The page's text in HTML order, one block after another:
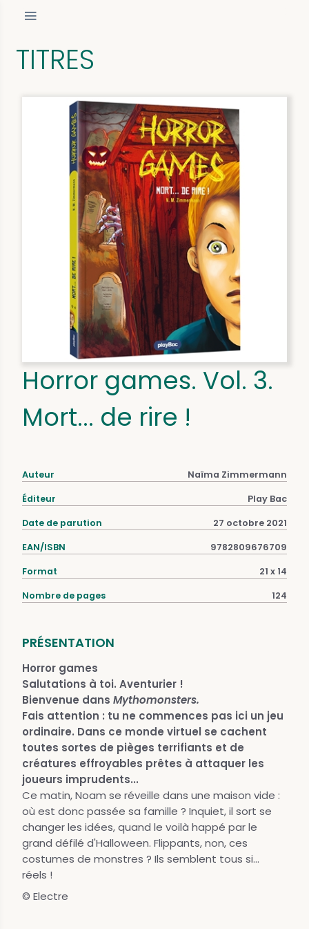
TITRES
Horror games. Vol. 3.
Mort... de rire !
Auteur Naïma Zimmermann
Éditeur Play Bac
Date de parution 27 octobre 2021
EAN/ISBN 9782809676709
Format 21 x 14
Nombre de pages 124
PRÉSENTATION
Horror games
Salutations à toi. Aventurier !
Bienvenue dans Mythomonsters.
Fais attention : tu ne commences pas ici un jeu
ordinaire. Dans ce monde virtuel se cachent
toutes sortes de pièges terrifiants et de
créatures effroyables prêtes à attaquer les
joueurs imprudents...
Ce matin, Noam se réveille dans une maison vide :
où est donc passée sa famille ? Inquiet, il sort se
changer les idées, quand le voilà happé par le
grand défilé d'Halloween. Flippants, non, ces
costumes de monstres ? Ils semblent tous si...
réels !
© Electre